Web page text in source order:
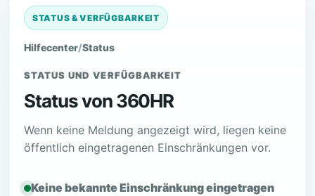
STATUS & VERFÜGBARKEIT
Hilfecenter/Status
STATUS UND VERFÜGBARKEIT
Status von 360HR
Wenn keine Meldung angezeigt wird, liegen keine
öffentlich eingetragenen Einschränkungen vor.
Keine bekannte Einschränkung eingetragen